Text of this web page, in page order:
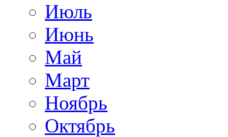
Июль
Июнь
Май
Март
Ноябрь
Октябрь